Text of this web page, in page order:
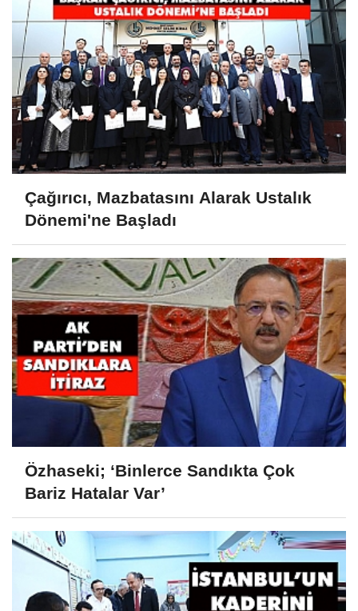
Çağırıcı, Mazbatasını Alarak Ustalık
Dönemi'ne Başladı
Özhaseki; ‘Binlerce Sandıkta Çok
Bariz Hatalar Var’